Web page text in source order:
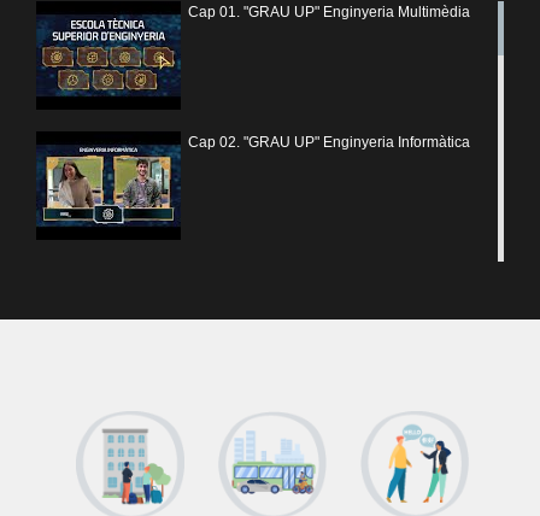
Cap 01. "GRAU UP" Enginyeria Multimèdia
Cap 02. "GRAU UP" Enginyeria Informàtica